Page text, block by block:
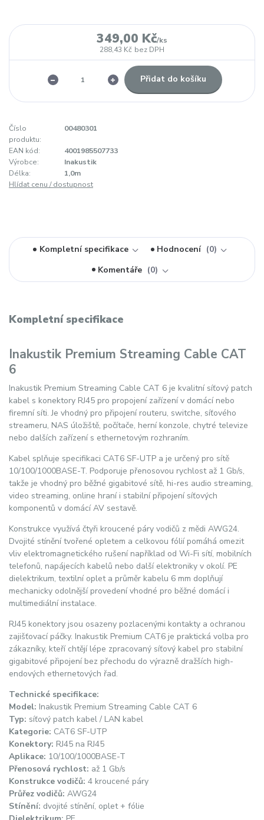
349,00 Kč/ks
288,43 Kč bez DPH
Přidat do košíku
Číslo
produktu:
00480301
EAN kód:
4001985507733
Výrobce:
Inakustik
Délka:
1,0m
Hlídat cenu / dostupnost
Kompletní specifikace Hodnocení
0
Komentáře
0
Kompletní specifikace
Inakustik Premium Streaming Cable CAT
6
Inakustik Premium Streaming Cable CAT 6 je kvalitní síťový patch
kabel s konektory RJ45 pro propojení zařízení v domácí nebo
firemní síti. Je vhodný pro připojení routeru, switche, síťového
streameru, NAS úložiště, počítače, herní konzole, chytré televize
nebo dalších zařízení s ethernetovým rozhraním.
Kabel splňuje specifikaci CAT6 SF-UTP a je určený pro sítě
10/100/1000BASE-T. Podporuje přenosovou rychlost až 1 Gb/s,
takže je vhodný pro běžné gigabitové sítě, hi-res audio streaming,
video streaming, online hraní i stabilní připojení síťových
komponentů v domácí AV sestavě.
Konstrukce využívá čtyři kroucené páry vodičů z mědi AWG24.
Dvojité stínění tvořené opletem a celkovou fólií pomáhá omezit
vliv elektromagnetického rušení například od Wi-Fi sítí, mobilních
telefonů, napájecích kabelů nebo další elektroniky v okolí. PE
dielektrikum, textilní oplet a průměr kabelu 6 mm doplňují
mechanicky odolnější provedení vhodné pro běžné domácí i
multimediální instalace.
RJ45 konektory jsou osazeny pozlacenými kontakty a ochranou
zajišťovací páčky. Inakustik Premium CAT6 je praktická volba pro
zákazníky, kteří chtějí lépe zpracovaný síťový kabel pro stabilní
gigabitové připojení bez přechodu do výrazně dražších high-
endových ethernetových řad.
Technické specifikace:
Model: Inakustik Premium Streaming Cable CAT 6
Typ: síťový patch kabel / LAN kabel
Kategorie: CAT6 SF-UTP
Konektory: RJ45 na RJ45
Aplikace: 10/100/1000BASE-T
Přenosová rychlost: až 1 Gb/s
Konstrukce vodičů: 4 kroucené páry
Průřez vodičů: AWG24
Stínění: dvojité stínění, oplet + fólie